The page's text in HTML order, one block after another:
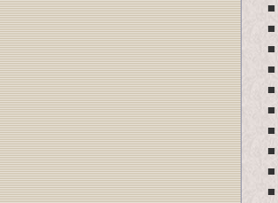
■
■
■
■
■
■
■
■
■
■